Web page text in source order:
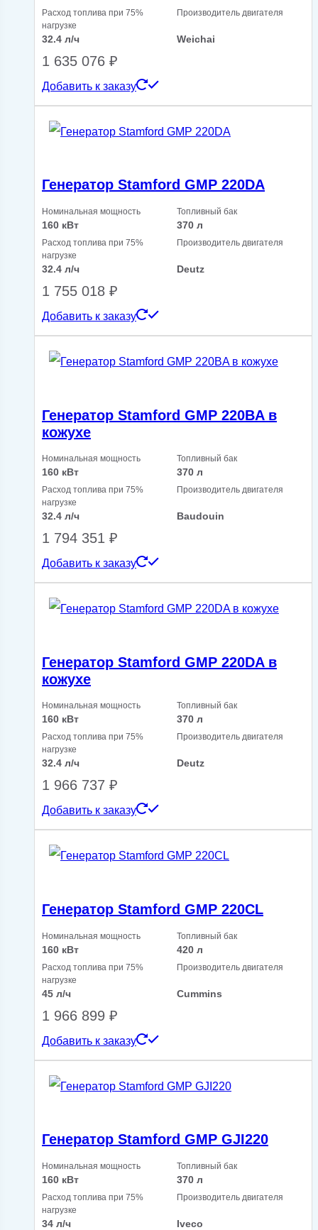
Расход топлива при 75%
нагрузке
32.4 л/ч
Производитель двигателя
Weichai
1 635 076 ₽
Добавить к заказу
Генератор Stamford GMP 220DA
Номинальная мощность
160 кВт
Топливный бак
370 л
Расход топлива при 75%
нагрузке
32.4 л/ч
Производитель двигателя
Deutz
1 755 018 ₽
Добавить к заказу
Генератор Stamford GMP 220BA в
кожухе
Номинальная мощность
160 кВт
Топливный бак
370 л
Расход топлива при 75%
нагрузке
32.4 л/ч
Производитель двигателя
Baudouin
1 794 351 ₽
Добавить к заказу
Генератор Stamford GMP 220DA в
кожухе
Номинальная мощность
160 кВт
Топливный бак
370 л
Расход топлива при 75%
нагрузке
32.4 л/ч
Производитель двигателя
Deutz
1 966 737 ₽
Добавить к заказу
Генератор Stamford GMP 220CL
Номинальная мощность
160 кВт
Топливный бак
420 л
Расход топлива при 75%
нагрузке
45 л/ч
Производитель двигателя
Cummins
1 966 899 ₽
Добавить к заказу
Генератор Stamford GMP GJI220
Номинальная мощность
160 кВт
Топливный бак
370 л
Расход топлива при 75%
нагрузке
34 л/ч
Производитель двигателя
Iveco